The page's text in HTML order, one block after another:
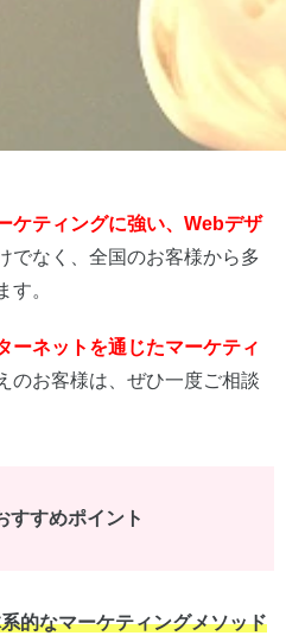
ケティングに強い、Webデザ
でなく、全国のお客様から多
す。
ーネットを通じたマーケティ
のお客様は、ぜひ一度ご相談
すすめポイント
的なマーケティングメソッド